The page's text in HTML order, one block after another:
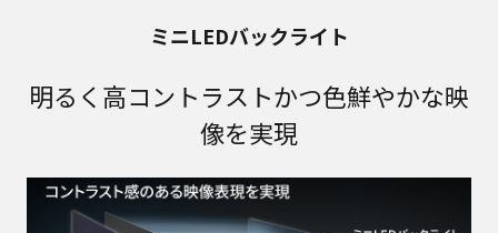
ミニLEDバックライト
明るく高コントラストかつ色鮮やかな映
像を実現